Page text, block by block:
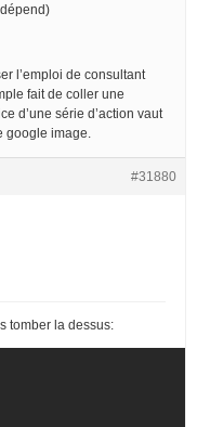
l’emploi de consultant
fait de coller une
d’une série d’action vaut
google image.
#31880
tomber la dessus: